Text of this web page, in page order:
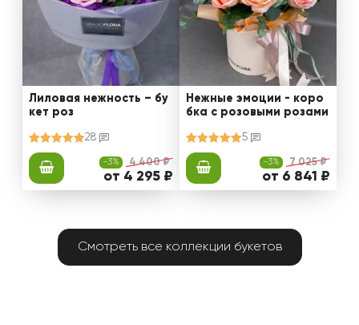
Лиловая нежность – бу
кет роз
28
-3% 4 400 ₽
от 4 295 ₽
Нежные эмоции - коро
бка с розовыми розами
5
-3% 7 025 ₽
от 6 841 ₽
Смотреть все коллекции букетов